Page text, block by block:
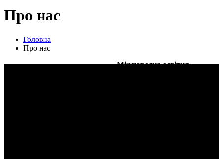
Про нас
Головна
Про нас
Міжнародна освітня